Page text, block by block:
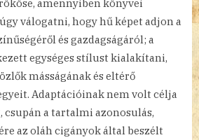
amennyiben könyvei
válogatni, hogy hű képet adjon a
és gazdagságáról; a
egységes stílust kialakítani,
másságának és eltérő
Adaptációinak nem volt célja
csupán a tartalmi azonosulás,
az oláh cigányok által beszélt